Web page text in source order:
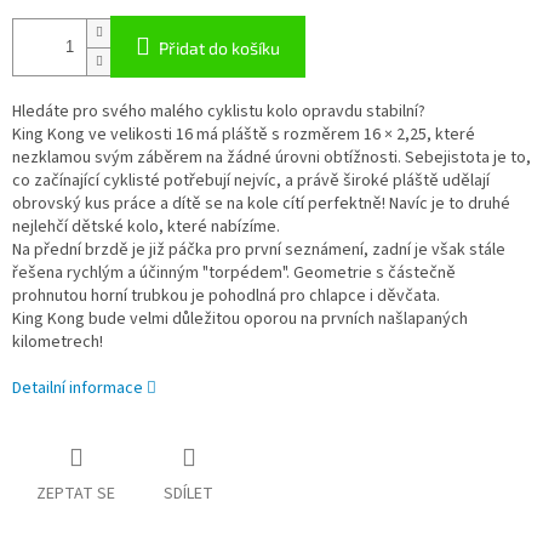
Přidat do košíku
Hledáte pro svého malého cyklistu kolo opravdu stabilní?
King Kong ve velikosti 16 má pláště s rozměrem 16 × 2,25, které
nezklamou svým záběrem na žádné úrovni obtížnosti. Sebejistota je to,
co začínající cyklisté potřebují nejvíc, a právě široké pláště udělají
obrovský kus práce a dítě se na kole cítí perfektně! Navíc je to druhé
nejlehčí dětské kolo, které nabízíme.
Na přední brzdě je již páčka pro první seznámení, zadní je však stále
řešena rychlým a účinným "torpédem". Geometrie s částečně
prohnutou horní trubkou je pohodlná pro chlapce i děvčata.
King Kong bude velmi důležitou oporou na prvních našlapaných
kilometrech!
Detailní informace
ZEPTAT SE SDÍLET